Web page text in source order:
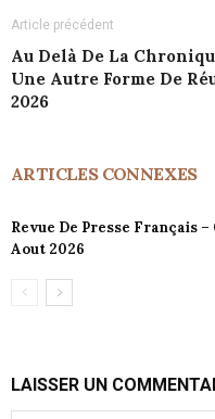
Article précédent
Au Delà De La
Une Autre Forme De
2026
ARTICLES CONNEXES
Revue De Presse Français –
Aout 2026
LAISSER UN